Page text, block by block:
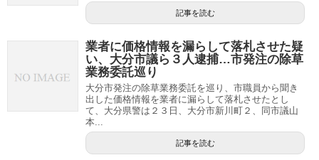
記事を読む
業者に価格情報を漏らして落札させた疑
い、大分市議ら３人逮捕…市発注の除草
業務委託巡り
大分市発注の除草業務委託を巡り、市職員から聞き
出した価格情報を業者に漏らして落札させたとし
て、大分県警は２３日、大分市新川町２、同市議山
本...
記事を読む